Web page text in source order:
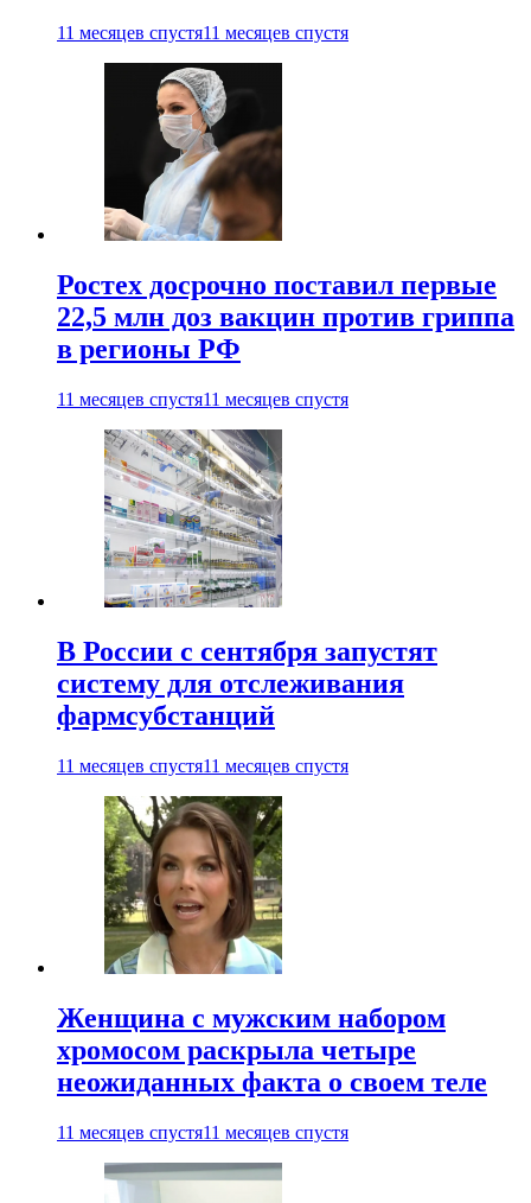
11 месяцев спустя11 месяцев спустя
Ростех досрочно поставил первые
22,5 млн доз вакцин против гриппа
в регионы РФ
11 месяцев спустя11 месяцев спустя
В России с сентября запустят
систему для отслеживания
фармсубстанций
11 месяцев спустя11 месяцев спустя
Женщина с мужским набором
хромосом раскрыла четыре
неожиданных факта о своем теле
11 месяцев спустя11 месяцев спустя